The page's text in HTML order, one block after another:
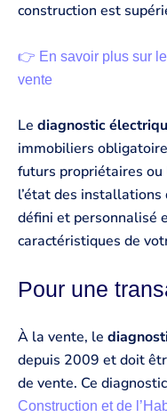
construction est
👉 En savoir plus sur
vente
Le diagnostic
immobiliers
futurs propriétaires ou
l’état des installations
défini et personnalisé
caractéristiques de
Pour une
À la vente, le
depuis 2009 et doit
de vente. Ce
Construction et de